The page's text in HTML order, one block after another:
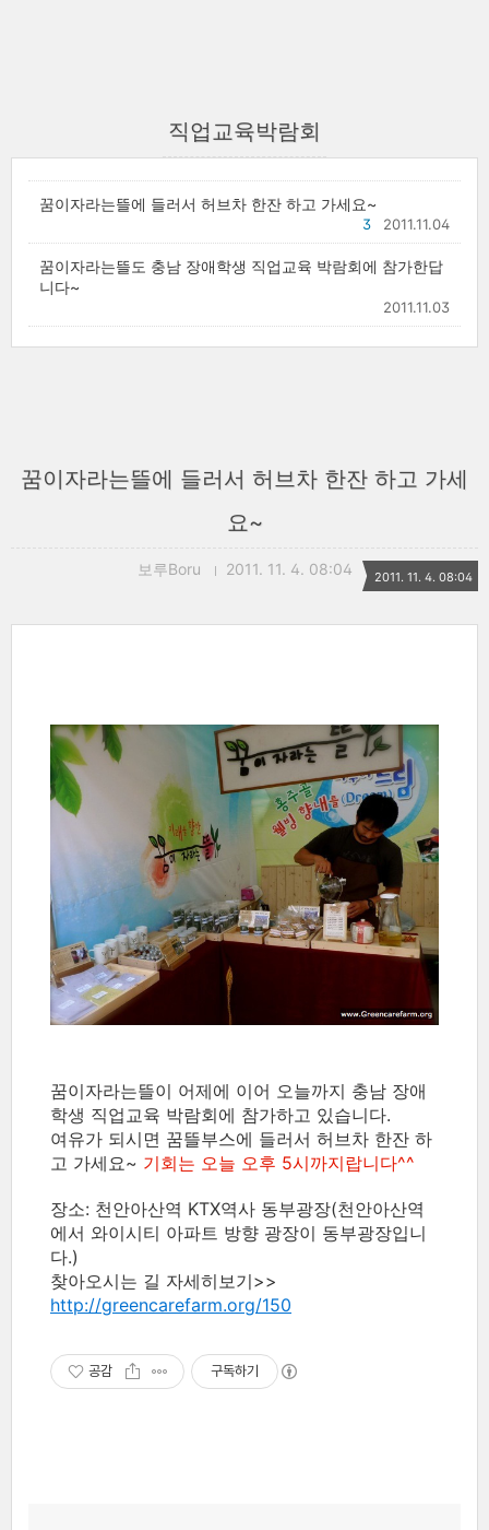
직업교육박람회
꿈이자라는뜰에 들러서 허브차 한잔 하고 가세요~
2011.11.04
3
꿈이자라는뜰도 충남 장애학생 직업교육 박람회에 참가한답
니다~
2011.11.03
꿈이자라는뜰에 들러서 허브차 한잔 하고 가세
요~
보루Boru 2011. 11. 4. 08:04 2011. 11. 4. 08:04
꿈이자라는뜰이 어제에 이어 오늘까지 충남 장애
학생 직업교육 박람회에 참가하고 있습니다.
여유가 되시면 꿈뜰부스에 들러서 허브차 한잔 하
고 가세요~ 기회는 오늘 오후 5시까지랍니다^^
장소: 천안아산역 KTX역사 동부광장(천안아산역
에서 와이시티 아파트 방향 광장이 동부광장입니
다.)
찾아오시는 길 자세히보기>>
http://greencarefarm.org/150
공감 구독하기